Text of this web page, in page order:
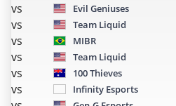
vs
Evil Geniuses
vs
Team Liquid
vs
MIBR
vs
Team Liquid
vs
100 Thieves
vs
Infinity Esports